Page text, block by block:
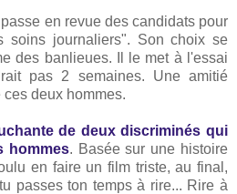
en revue des candidats pour
soins journaliers". Son choix se
des banlieues. Il le met à l'essai
pas 2 semaines. Une amitié
deux hommes.
de deux discriminés qui
hommes. Basée sur une histoire
en faire un film triste, au final,
passes ton temps à rire... Rire à